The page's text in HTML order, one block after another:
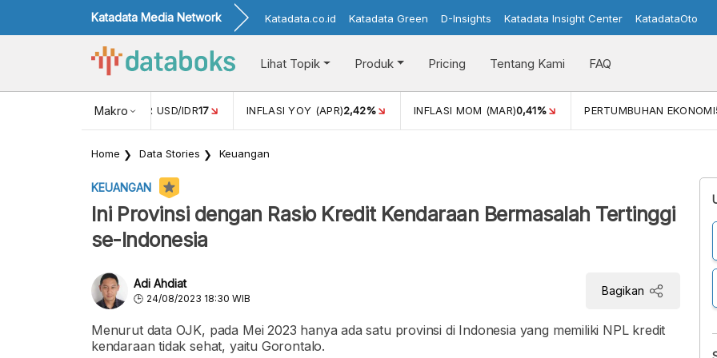
Katadata Media Network Katadata.co.id Katadata Green D-Insights Katadata Insight Center KatadataOto
Lihat Topik Produk Pricing Tentang Kami FAQ
Makro
NILAI TUKAR USD/IDR17 INFLASI YOY (APR)2,42% INFLASI MOM (MAR)0,41% PERTUMBUHAN EKONOMI
Home Data Stories Keuangan
KEUANGAN
Ini Provinsi dengan Rasio Kredit Kendaraan Bermasalah Tertinggi
se-Indonesia
Adi Ahdiat
24/08/2023 18:30 WIB
Bagikan
Menurut data OJK, pada Mei 2023 hanya ada satu provinsi di Indonesia yang memiliki NPL kredit
kendaraan tidak sehat, yaitu Gorontalo.